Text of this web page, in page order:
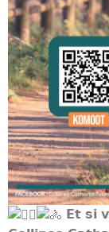
𝗘𝘁 𝘀𝗶